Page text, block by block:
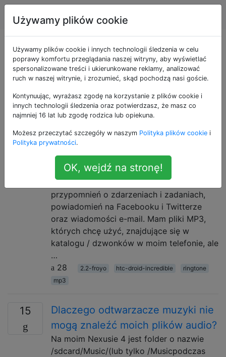
Android Tagi
Pytania otagowane
jako mp3
6
Jak ustawić niestandardowy plik
MP3 jako dzwonek dla innych
powiadomień?
Mam HTC Droid Incredible z systemem
Android 2.2 FroYo i chciałbym używać
niestandardowych dźwięków / piosenek
jako dzwonków do powiadomień SMS,
przypomnień o zdarzeniach i zadaniach,
powiadomień na Facebooku i Twitterze
oraz wiadomości e-mail. Mam pliki MP3,
których chcę użyć, znajdujące się w
katalogu / dzwonków w moim telefonie, ale
…
28
2.2-froyo htc-droid-incredible
ringtone
mp3
15
Dlaczego odtwarzacze muzyki nie
mogą znaleźć moich plików audio?
Na moim Nexusie 4 jest folder o nazwie
/sdcard/Music/(lub tylko /Musicpodczas
Używamy plików cookie
Używamy plików cookie i innych technologii śledzenia w celu
poprawy komfortu przeglądania naszej witryny, aby wyświetlać
spersonalizowane treści i ukierunkowane reklamy, analizować
ruch w naszej witrynie, i zrozumieć, skąd pochodzą nasi goście.
Kontynuując, wyrażasz zgodę na korzystanie z plików cookie i
innych technologii śledzenia oraz potwierdzasz, że masz co
najmniej 16 lat lub zgodę rodzica lub opiekuna.
Możesz przeczytać szczegóły w naszym Polityka plików cookie i
Polityka prywatności.
OK, wejdź na stronę!